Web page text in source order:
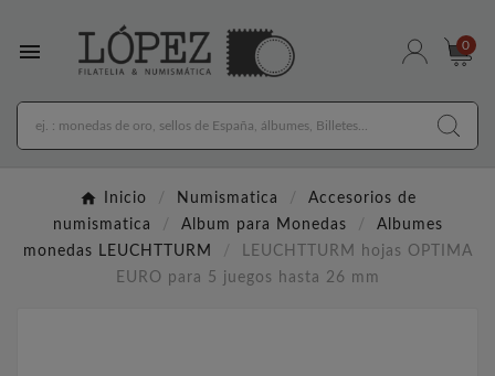
 0
Inicio Numismatica
Accesorios de
numismatica
Album para Monedas
Albumes
monedas LEUCHTTURM
LEUCHTTURM hojas OPTIMA
EURO para 5 juegos hasta 26 mm